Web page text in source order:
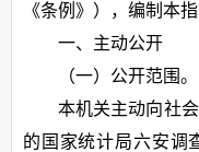
《条例》），编制本指
一、主动公开
（一）公开范围。
本机关主动向社
的国家统计局六安调